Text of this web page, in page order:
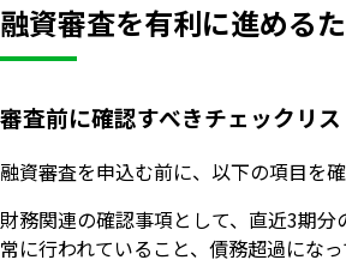
融資審査を有利に進める
審査前に確認すべきチェックリス
融資審査を申込む前に、以下の項目を
財務関連の確認事項として、直近3期
常に行われていること、債務超過にな